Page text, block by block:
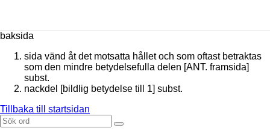
baksida
sida vänd åt det motsatta hållet och som oftast betraktas
som den mindre betydelsefulla delen [ANT. framsida]
subst.
nackdel [bildlig betydelse till 1] subst.
Tillbaka till startsidan
Sök
efter:
Search